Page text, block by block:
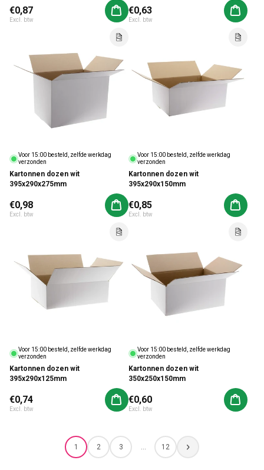
Normale prijs
€0,87
Excl. btw
Aan winkelwagen toevoegen
Normale prijs
€0,63
Excl. btw
Aan
Voor 15:00 besteld, zelfde werkdag
verzonden
Kartonnen dozen wit
395x290x275mm
Normale prijs
€0,98
Excl. btw
Aan winkelwagen toevoegen
Voor 15:00 besteld, zelfde werkdag
verzonden
Kartonnen dozen wit
395x290x150mm
Normale prijs
€0,85
Excl. btw
Aan
Voor 15:00 besteld, zelfde werkdag
verzonden
Kartonnen dozen wit
395x290x125mm
Normale prijs
€0,74
Excl. btw
Aan winkelwagen toevoegen
Voor 15:00 besteld, zelfde werkdag
verzonden
Kartonnen dozen wit
350x250x150mm
Normale prijs
€0,60
Excl. btw
Aan
1 2 3 … 12